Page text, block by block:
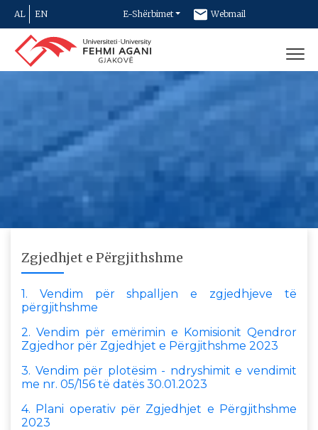
AL EN E-Shërbimet Webmail
Newsletter
Zgjedhjet e Përgjithshme
1. Vendim për shpalljen e zgjedhjeve të
përgjithshme
2. Vendim për emërimin e Komisionit Qendror
Zgjedhor për Zgjedhjet e Përgjithshme 2023
3. Vendim për plotësim - ndryshimit e vendimit
me nr. 05/156 të datës 30.01.2023
4. Plani operativ për Zgjedhjet e Përgjithshme
2023